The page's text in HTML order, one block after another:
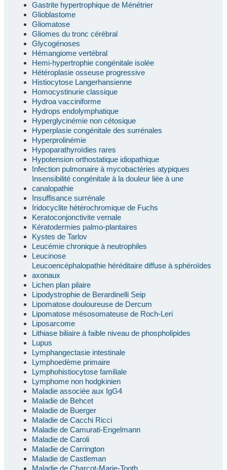
Gastrite hypertrophique de Ménétrier
Glioblastome
Gliomatose
Gliomes du tronc cérébral
Glycogénoses
Hémangiome vertébral
Hemi-hypertrophie congénitale isolée
Hétéroplasie osseuse progressive
Histiocytose Langerhansienne
Homocystinurie classique
Hydroa vacciniforme
Hydrops endolymphatique
Hyperglycinémie non cétosique
Hyperplasie congénitale des surrénales
Hyperprolinémie
Hypoparathyroïdies rares
Hypotension orthostatique idiopathique
Infection pulmonaire à mycobactéries atypiques
Insensibilité congénitale à la douleur liée à une
canalopathie
Insuffisance surrénale
Iridocyclite hétérochromique de Fuchs
Keratoconjonctivite vernale
Kératodermies palmo-plantaires
Kystes de Tarlov
Leucémie chronique à neutrophiles
Leucinose
Leucoencéphalopathie héréditaire diffuse à sphéroïdes
axonaux
Lichen plan pilaire
Lipodystrophie de Berardinelli Seip
Lipomatose douloureuse de Dercum
Lipomatose mésosomateuse de Roch-Leri
Liposarcome
Lithiase biliaire à faible niveau de phospholipides
Lupus
Lymphangectasie intestinale
Lymphoedème primaire
Lymphohistiocytose familiale
Lymphome non hodgkinien
Maladie associée aux IgG4
Maladie de Behcet
Maladie de Buerger
Maladie de Cacchi Ricci
Maladie de Camurati-Engelmann
Maladie de Caroli
Maladie de Carrington
Maladie de Castleman
Maladie de Charcot-Marie-Tooth